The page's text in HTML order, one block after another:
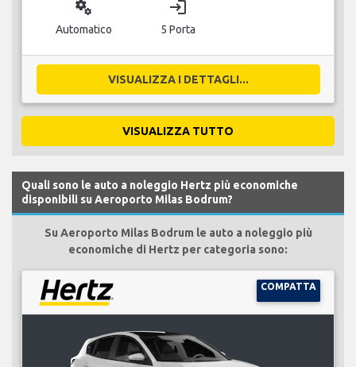
miscellaneous_services
Automatico
login
5 Porta
VISUALIZZA I DETTAGLI...
VISUALIZZA TUTTO
Quali sono le auto a noleggio Hertz più economiche
disponibili su Aeroporto Milas Bodrum?
Su Aeroporto Milas Bodrum le auto a noleggio più
economiche di Hertz per categoria sono:
COMPATTA